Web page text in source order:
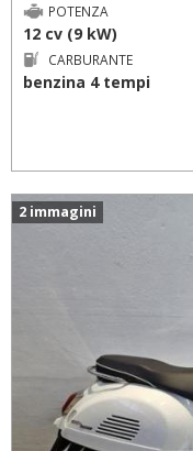
POTENZA
12 cv (9 kW)
CARBURANTE
benzina 4 tempi
2 immagini